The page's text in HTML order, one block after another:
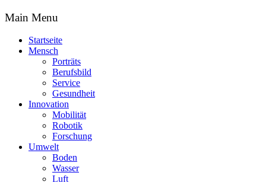
Main Menu
Startseite
Mensch
Porträts
Berufsbild
Service
Gesundheit
Innovation
Mobilität
Robotik
Forschung
Umwelt
Boden
Wasser
Luft